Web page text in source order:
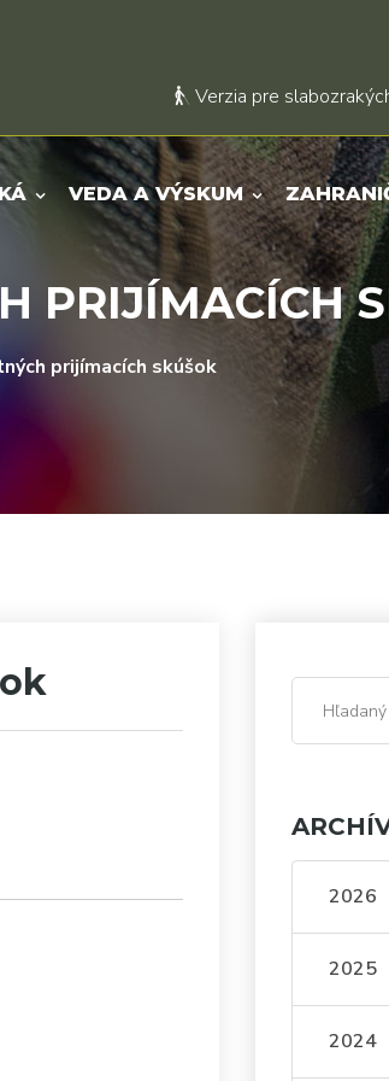
Verzia pre
VEDA A VÝSKUM
PRIJÍMACÍCH
prijímacích skúšok
2026
2025
2024